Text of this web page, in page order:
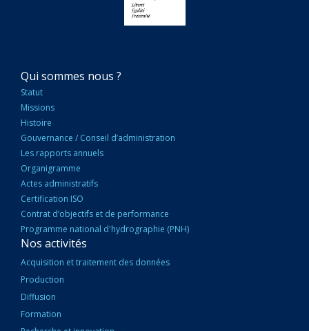
NAVIGATION
PRINCIPALE
Qui sommes nous ?
Statut
Missions
Histoire
Gouvernance / Conseil d’administration
Les rapports annuels
Organigramme
Actes administratifs
Certification ISO
Contrat d’objectifs et de performance
Programme national d'hydrographie (PNH)
Nos activités
Acquisition et traitement des données
Production
Diffusion
Formation